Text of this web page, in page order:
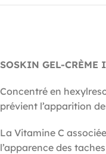
SOSKIN GEL-CRÈME
Concentré en
prévient l’apparition
La Vitamine C
l’apparence des